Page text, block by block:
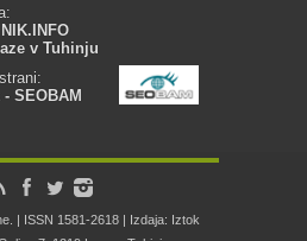
v Tuhinju
SEOBAM
| ISSN 1581-2618 | Izdaja: Iztok